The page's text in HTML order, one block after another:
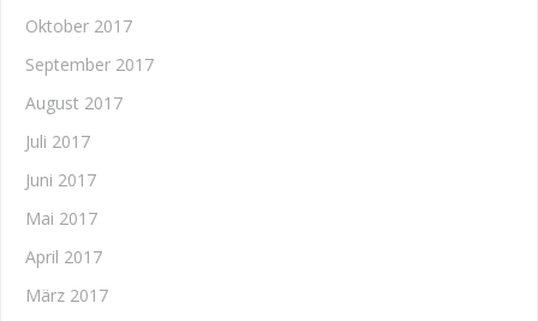
Oktober 2017
September 2017
August 2017
Juli 2017
Juni 2017
Mai 2017
April 2017
März 2017